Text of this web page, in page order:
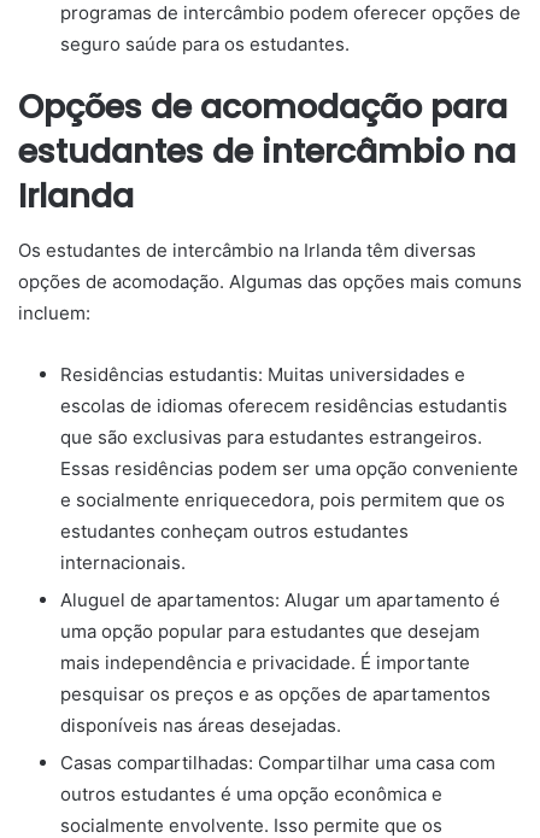
programas de intercâmbio podem oferecer opções de
seguro saúde para os estudantes.
Opções de acomodação para
estudantes de intercâmbio na
Irlanda
Os estudantes de intercâmbio na Irlanda têm diversas
opções de acomodação. Algumas das opções mais comuns
incluem:
Residências estudantis: Muitas universidades e
escolas de idiomas oferecem residências estudantis
que são exclusivas para estudantes estrangeiros.
Essas residências podem ser uma opção conveniente
e socialmente enriquecedora, pois permitem que os
estudantes conheçam outros estudantes
internacionais.
Aluguel de apartamentos: Alugar um apartamento é
uma opção popular para estudantes que desejam
mais independência e privacidade. É importante
pesquisar os preços e as opções de apartamentos
disponíveis nas áreas desejadas.
Casas compartilhadas: Compartilhar uma casa com
outros estudantes é uma opção econômica e
socialmente envolvente. Isso permite que os